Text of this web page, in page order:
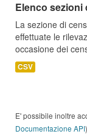
Elenco sezioni
La sezione di
effettuate le
occasione dei
CSV
E' possibile inoltre
Documentazione API